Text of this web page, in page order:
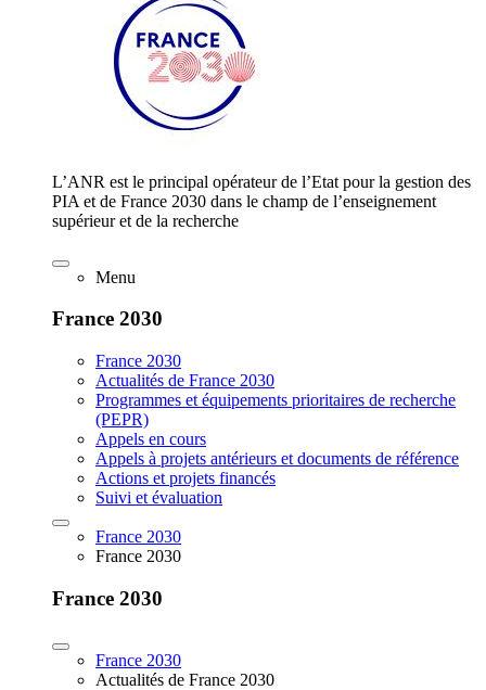
L’ANR est le principal opérateur de l’Etat pour la gestion des
PIA et de France 2030 dans le champ de l’enseignement
supérieur et de la recherche
Menu
France 2030
France 2030
Actualités de France 2030
Programmes et équipements prioritaires de recherche
(PEPR)
Appels en cours
Appels à projets antérieurs et documents de référence
Actions et projets financés
Suivi et évaluation
France 2030
France 2030
France 2030
France 2030
Actualités de France 2030